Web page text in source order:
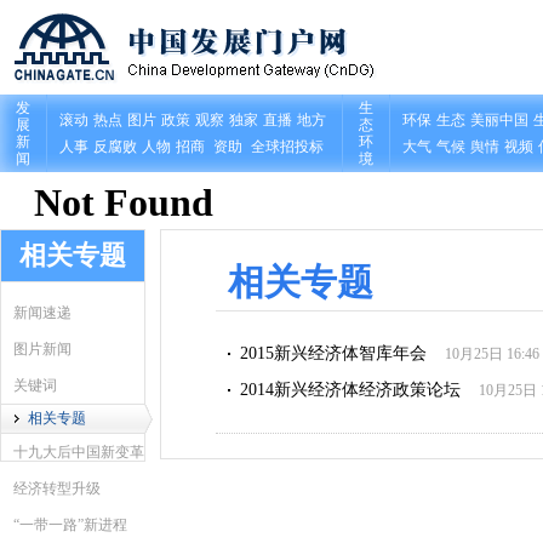
相关专题
新闻速递
图片新闻
关键词
相关专题
十九大后中国新变革
经济转型升级
“一带一路”新进程
相关专题
2015新兴经济体智库年会 10月25日 16:46
2014新兴经济体经济政策论坛 10月25日